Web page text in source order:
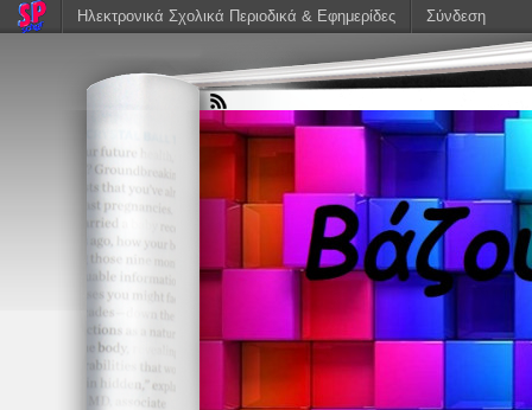
Ηλεκτρονικά Σχολικά Περιοδικά & Εφημερίδες Σύνδεση